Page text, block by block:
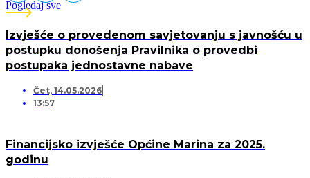
Pogledaj sve
Izvješće o provedenom savjetovanju s javnošću u
postupku donošenja Pravilnika o provedbi
postupaka jednostavne nabave
Čet, 14.05.2026
13:57
Financijsko izvješće Općine Marina za 2025.
godinu